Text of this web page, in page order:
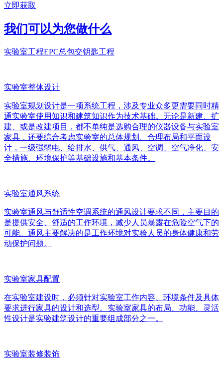
立即获取
我们可以为您做什么
实验室工程EPC总包交钥匙工程
实验室整体设计
实验室规划设计是一项系统工程，涉及专业众多更需要同时精
通实验室使用知识和建筑知识作为技术基础。无论是新建、扩
建、或是改建项目，都不单纯是选购合理的仪器设备与实验室
家具，还要综合考虑实验室的总体规划、合理布局和平面设
计，一级强弱电、给排水、供气、通风、空调、空气净化、安
全措施、环境保护等基础设施和基本条件。
实验室通风系统
实验室通风与舒适性空调系统的通风设计要求不同，主要目的
是提供安全、舒适的工作环境，减少人员暴露在危险空气下的
可能。通风主要解决的是工作环境对实验人员的身体健康和劳
动保护问题。
实验室家具配置
在实验室建设时，必须针对实验室工作内容、环境条件及具体
要求进行家具的设计和选型。实验室家具的布局、功能、灵活
性设计是实验建筑设计的重要组成部分之一。
实验室装修装饰